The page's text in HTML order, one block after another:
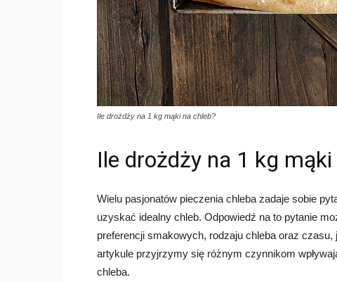
Ile drożdży na 1 kg mąki na chleb?
Ile drożdży na 1 kg mąki
Wielu pasjonatów pieczenia chleba zadaje sobie
uzyskać idealny chleb. Odpowiedź na to pytanie
preferencji smakowych, rodzaju chleba oraz
artykule przyjrzymy się różnym czynnikom
chleba.